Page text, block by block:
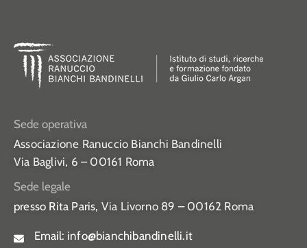
Sede operativa
Associazione Ranuccio Bianchi Bandinelli
Via Baglivi, 6 – 00161 Roma
Sede legale
presso Rita Paris, Via Livorno 89 – 00162 Roma
Email: info@bianchibandinelli.it